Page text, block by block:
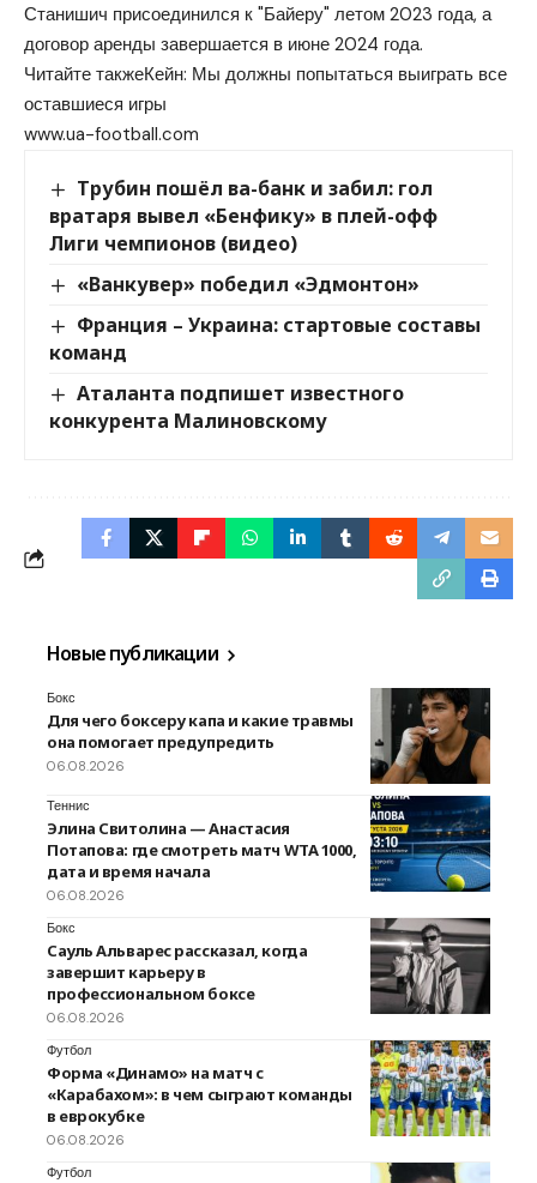
Станишич присоединился к "Байеру" летом 2023 года, а
договор аренды завершается в июне 2024 года.
Читайте такжеКейн: Мы должны попытаться выиграть все
оставшиеся игры
www.ua-football.com
Трубин пошёл ва-банк и забил: гол
вратаря вывел «Бенфику» в плей-офф
Лиги чемпионов (видео)
«Ванкувер» победил «Эдмонтон»
Франция – Украина: стартовые составы
команд
Аталанта подпишет известного
конкурента Малиновскому
Новые публикации
Бокс
Для чего боксеру капа и какие травмы
она помогает предупредить
06.08.2026
Теннис
Элина Свитолина — Анастасия
Потапова: где смотреть матч WTA 1000,
дата и время начала
06.08.2026
Бокс
Сауль Альварес рассказал, когда
завершит карьеру в
профессиональном боксе
06.08.2026
Футбол
Форма «Динамо» на матч с
«Карабахом»: в чем сыграют команды
в еврокубке
06.08.2026
Футбол